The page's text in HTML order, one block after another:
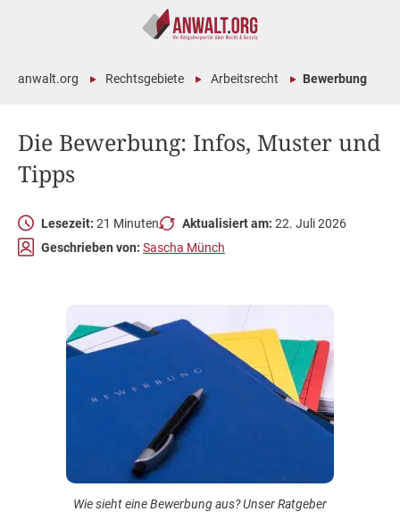
Die Bewerbung: Infos, Muster und
Tipps
anwalt.org Rechtsgebiete Arbeitsrecht Bewerbung
Lesezeit: 21 Minuten Aktualisiert am: 22. Juli 2026
Geschrieben von: Sascha Münch
Wie sieht eine Bewerbung aus? Unser Ratgeber